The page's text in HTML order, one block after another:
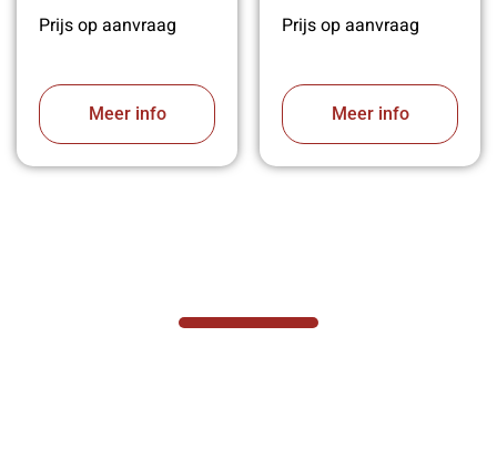
Prijs op aanvraag
Meer info
Prijs op aanvraag
Meer info